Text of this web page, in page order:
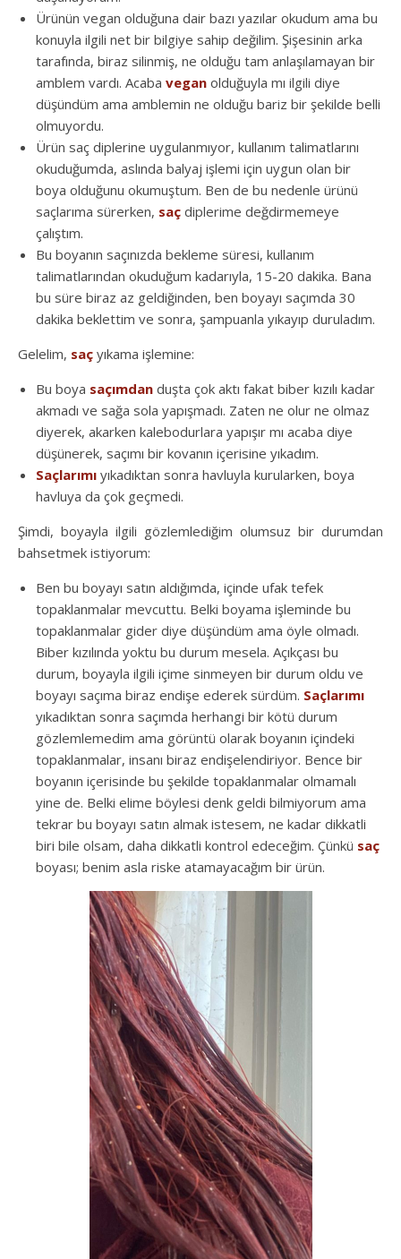
Ürünün vegan olduğuna dair bazı yazılar okudum ama bu
konuyla ilgili net bir bilgiye sahip değilim. Şişesinin arka
tarafında, biraz silinmiş, ne olduğu tam anlaşılamayan bir
amblem vardı. Acaba vegan olduğuyla mı ilgili diye
düşündüm ama amblemin ne olduğu bariz bir şekilde belli
olmuyordu.
Ürün saç diplerine uygulanmıyor, kullanım talimatlarını
okuduğumda, aslında balyaj işlemi için uygun olan bir
boya olduğunu okumuştum. Ben de bu nedenle ürünü
saçlarıma sürerken, saç diplerime değdirmemeye
çalıştım.
Bu boyanın saçınızda bekleme süresi, kullanım
talimatlarından okuduğum kadarıyla, 15-20 dakika. Bana
bu süre biraz az geldiğinden, ben boyayı saçımda 30
dakika beklettim ve sonra, şampuanla yıkayıp duruladım.
Gelelim, saç yıkama işlemine:
Bu boya saçımdan duşta çok aktı fakat biber kızılı kadar
akmadı ve sağa sola yapışmadı. Zaten ne olur ne olmaz
diyerek, akarken kalebodurlara yapışır mı acaba diye
düşünerek, saçımı bir kovanın içerisine yıkadım.
Saçlarımı yıkadıktan sonra havluyla kurularken, boya
havluya da çok geçmedi.
Şimdi, boyayla ilgili gözlemlediğim olumsuz bir durumdan
bahsetmek istiyorum:
Ben bu boyayı satın aldığımda, içinde ufak tefek
topaklanmalar mevcuttu. Belki boyama işleminde bu
topaklanmalar gider diye düşündüm ama öyle olmadı.
Biber kızılında yoktu bu durum mesela. Açıkçası bu
durum, boyayla ilgili içime sinmeyen bir durum oldu ve
boyayı saçıma biraz endişe ederek sürdüm. Saçlarımı
yıkadıktan sonra saçımda herhangi bir kötü durum
gözlemlemedim ama görüntü olarak boyanın içindeki
topaklanmalar, insanı biraz endişelendiriyor. Bence bir
boyanın içerisinde bu şekilde topaklanmalar olmamalı
yine de. Belki elime böylesi denk geldi bilmiyorum ama
tekrar bu boyayı satın almak istesem, ne kadar dikkatli
biri bile olsam, daha dikkatli kontrol edeceğim. Çünkü saç
boyası; benim asla riske atamayacağım bir ürün.